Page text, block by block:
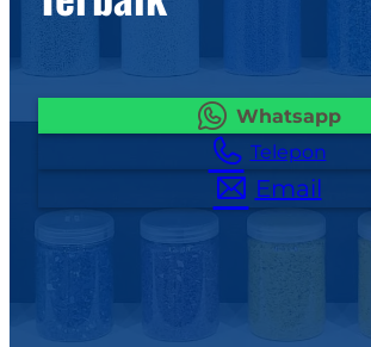
Whatsapp
Telepon
Email